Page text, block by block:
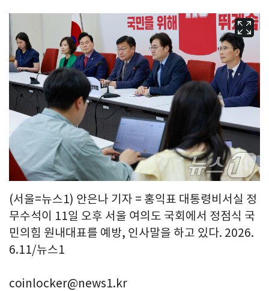
(서울=뉴스1) 안은나 기자 = 홍익표 대통령비서실 정
무수석이 11일 오후 서울 여의도 국회에서 정점식 국
민의힘 원내대표를 예방, 인사말을 하고 있다. 2026.
6.11/뉴스1
coinlocker@news1.kr